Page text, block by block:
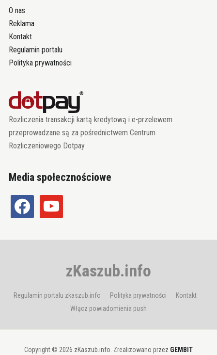
O nas
Reklama
Kontakt
Regulamin portalu
Polityka prywatności
Rozliczenia transakcji kartą kredytową i e-przelewem
przeprowadzane są za pośrednictwem Centrum
Rozliczeniowego Dotpay
Media społecznościowe
facebook youtube
zKaszub.info
Regulamin portalu zkaszub.info Polityka prywatności
Kontakt
Włącz powiadomienia push
Copyright © 2026 zKaszub.info. Zrealizowano przez GEMBIT